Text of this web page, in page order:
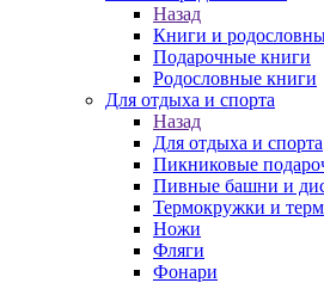
Назад
Книги и
Подарочные книги
Родословные книги
Для отдыха и спорта
Назад
Для отдыха и спорта
Пикниковые
Пивные башни и
Термокружки и
Ножи
Фляги
Фонари